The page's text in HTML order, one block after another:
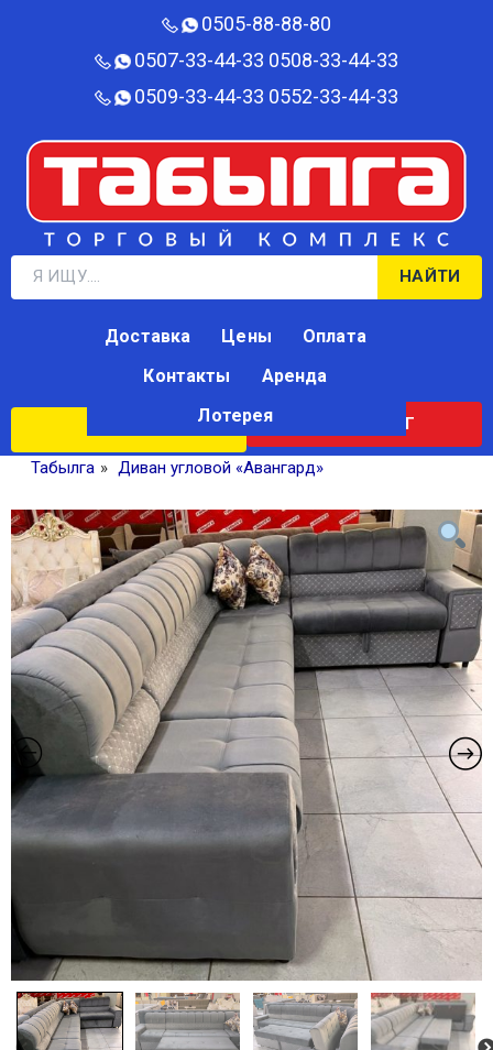
0505-88-88-80‬
0507-33-44-33 0508-33-44-33
0509-33-44-33 0552-33-44-33
НАЙТИ
КАТАЛОГ
Доставка Цены
Оплата
Контакты
Аренда
Лотерея
Табылга » Диван угловой «Авангард»